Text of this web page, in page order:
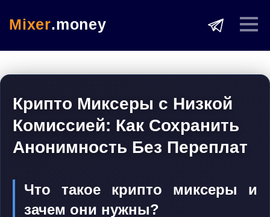
Mixer.money
Крипто Миксеры с Низкой
Комиссией: Как Сохранить
Анонимность Без Переплат
Что такое крипто миксеры и
зачем они нужны?